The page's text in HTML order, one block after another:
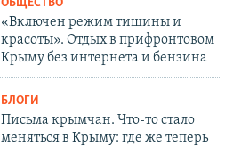
ОБЩЕСТВО
«Включен режим тишины и
красоты». Отдых в прифронтовом
Крыму без интернета и бензина
БЛОГИ
Письма крымчан. Что-то стало
меняться в Крыму: где же теперь